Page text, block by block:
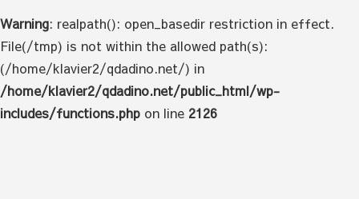
Warning: realpath(): open_basedir restriction in effect.
File(/tmp) is not within the allowed path(s):
(/home/klavier2/qdadino.net/) in
/home/klavier2/qdadino.net/public_html/wp-
includes/functions.php on line 2126